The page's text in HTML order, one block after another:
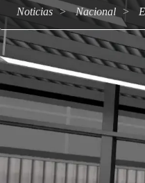
Noticias Nacional